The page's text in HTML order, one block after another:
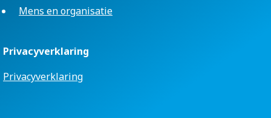
Mens en organisatie
Privacyverklaring
Privacyverklaring